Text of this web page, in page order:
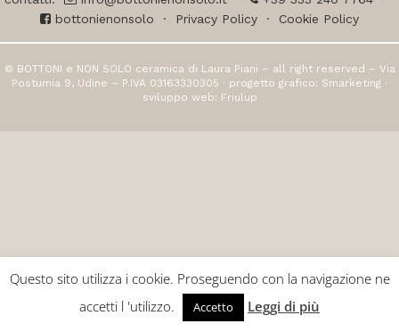
bottonienonsolo · Privacy Policy · Cookie Policy
© BOTTONI e NON SOLO ceramica di Laura Piani – all right reserved – Via
Postumia 9, Udine – P.IVA 03163330305 · progetto grafico: Smarketing ·
sviluppo web: Friulup
Questo sito utilizza i cookie. Proseguendo con la navigazione ne
accetti l 'utilizzo.
Accetto Leggi di più